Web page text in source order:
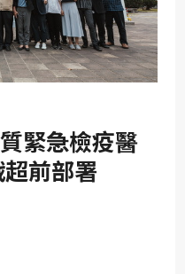
緊急檢疫醫
前部署